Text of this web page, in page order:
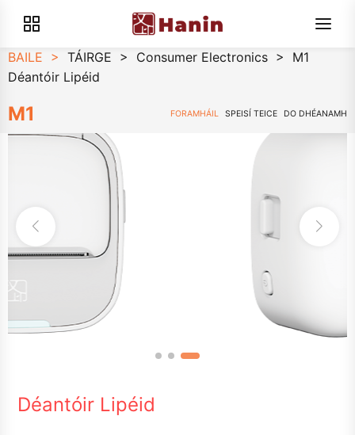
BAILE > TÁIRGE > Consumer Electronics >
M1
Déantóir Lipéid
M1 FORAMHÁIL SPEISÍ TEICE DO DHÉANAMH
Déantóir Lipéid